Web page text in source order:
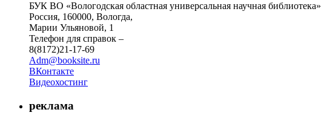
БУК ВО «Вологодская областная универсальная научная библиотека»
Россия, 160000, Вологда,
Марии Ульяновой, 1
Телефон для справок –
8(8172)21-17-69
Adm@booksite.ru
ВКонтакте
Видеохостинг
реклама